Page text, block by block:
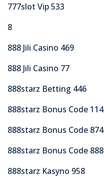
777slot Vip 533
8
888 Jili Casino 469
888 Jili Casino 77
888starz Betting 446
888starz Bonus Code 114
888starz Bonus Code 874
888starz Bonus Code 888
888starz Kasyno 958